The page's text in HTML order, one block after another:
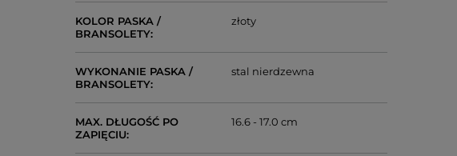
KOLOR PASKA /
BRANSOLETY
złoty
WYKONANIE PASKA /
BRANSOLETY
stal nierdzewna
MAX. DŁUGOŚĆ PO
ZAPIĘCIU
16.6 - 17.0 cm